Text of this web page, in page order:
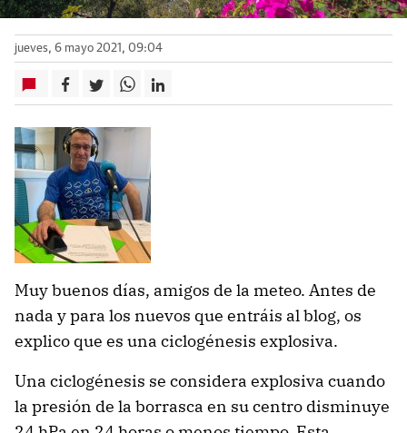
jueves, 6 mayo 2021, 09:04
Muy buenos días, amigos de la meteo. Antes de
nada y para los nuevos que entráis al blog, os
explico que es una ciclogénesis explosiva.
Una ciclogénesis se considera explosiva cuando
la presión de la borrasca en su centro disminuye